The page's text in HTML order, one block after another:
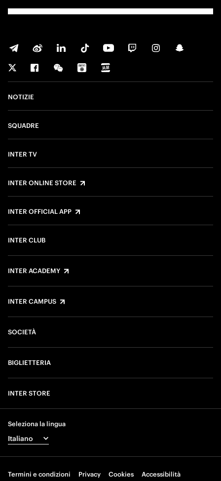
NOTIZIE
SQUADRE
INTER TV
INTER ONLINE STORE
INTER OFFICIAL APP
INTER CLUB
INTER ACADEMY
INTER CAMPUS
SOCIETÀ
BIGLIETTERIA
INTER STORE
Seleziona la lingua
Termini e condizioni Privacy Cookies Accessibilità